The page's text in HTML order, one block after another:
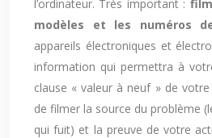
l’ordinateur. Très important :
modèles et les numéros
appareils électroniques et
information qui permettra à
clause « valeur à neuf » de votre
de filmer la source du problème
qui fuit) et la preuve de votre